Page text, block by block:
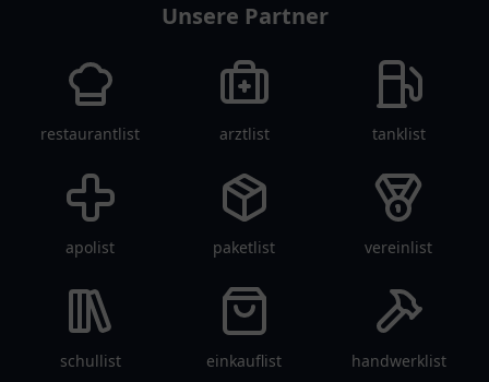
Unsere Partner
restaurantlist arztlist tanklist
apolist paketlist vereinlist
schullist einkauflist handwerklist